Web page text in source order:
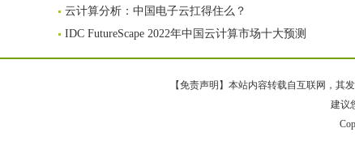
云计算分析：中国电子云扛得住么？
IDC FutureScape 2022年中国云计算市场十大预测
【免责声明】本站内容转载自互联网，其
建议